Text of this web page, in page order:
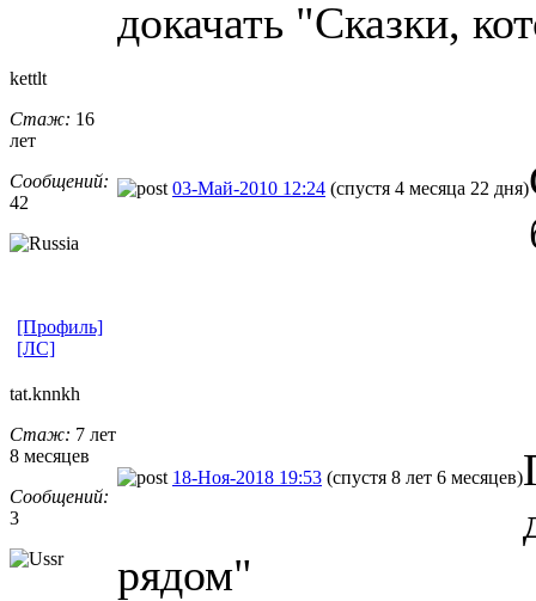
докачать "Сказки,
kettlt
Стаж: 16
лет
Сообщений:
42
03-Май-2010 12:24 (спустя 4 месяца 22 дня)
[Профиль]
[ЛС]
tat.knnkh
Стаж: 7 лет
8 месяцев
Сообщений:
3
18-Ноя-2018 19:53 (спустя 8 лет 6 месяцев)
рядом"